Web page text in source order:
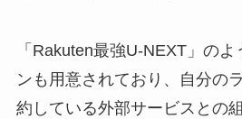
「Rakuten最強U-NEXT」の
ンも用意されており、自分の
約している外部サービスとの